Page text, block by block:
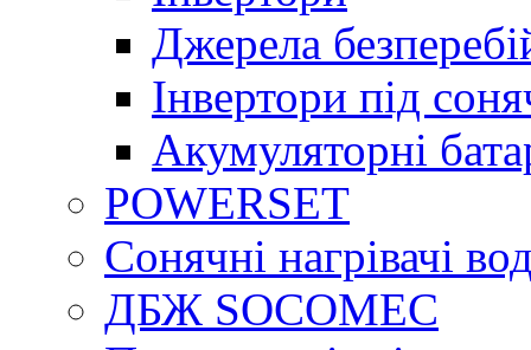
Джерела
Інвертори під
Акумуляторні
POWERSET
Сонячні нагрівачі
ДБЖ SOCOMEC